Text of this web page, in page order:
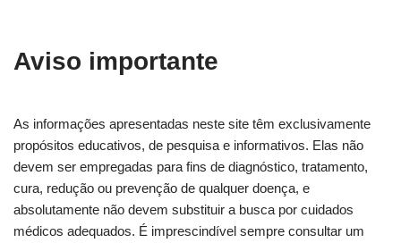
Aviso importante
As informações apresentadas neste site têm exclusivamente
propósitos educativos, de pesquisa e informativos. Elas não
devem ser empregadas para fins de diagnóstico, tratamento,
cura, redução ou prevenção de qualquer doença, e
absolutamente não devem substituir a busca por cuidados
médicos adequados. É imprescindível sempre consultar um